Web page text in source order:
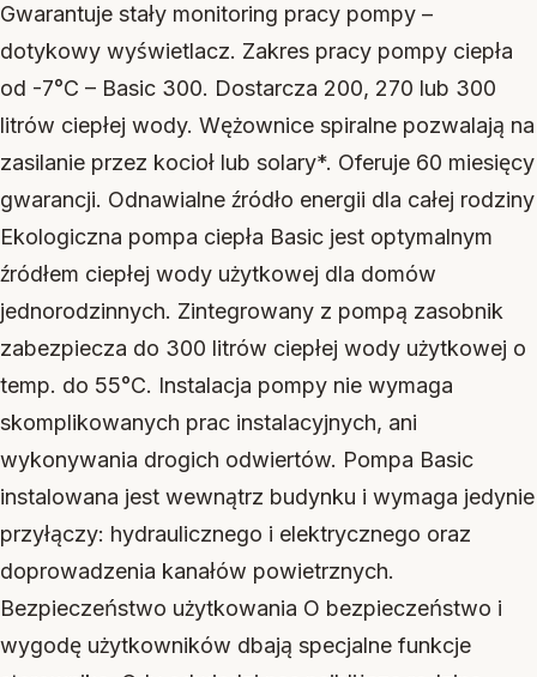
Gwarantuje stały monitoring pracy pompy –
dotykowy wyświetlacz. Zakres pracy pompy ciepła
od -7°C – Basic 300. Dostarcza 200, 270 lub 300
litrów ciepłej wody. Wężownice spiralne pozwalają na
zasilanie przez kocioł lub solary*. Oferuje 60 miesięcy
gwarancji. Odnawialne źródło energii dla całej rodziny
Ekologiczna pompa ciepła Basic jest optymalnym
źródłem ciepłej wody użytkowej dla domów
jednorodzinnych. Zintegrowany z pompą zasobnik
zabezpiecza do 300 litrów ciepłej wody użytkowej o
temp. do 55°C. Instalacja pompy nie wymaga
skomplikowanych prac instalacyjnych, ani
wykonywania drogich odwiertów. Pompa Basic
instalowana jest wewnątrz budynku i wymaga jedynie
przyłączy: hydraulicznego i elektrycznego oraz
doprowadzenia kanałów powietrznych.
Bezpieczeństwo użytkowania O bezpieczeństwo i
wygodę użytkowników dbają specjalne funkcje